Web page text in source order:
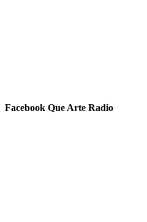
Facebook Que Arte Radio